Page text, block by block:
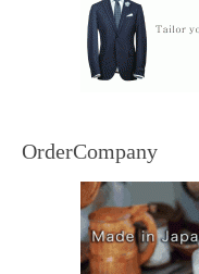
OrderCompany